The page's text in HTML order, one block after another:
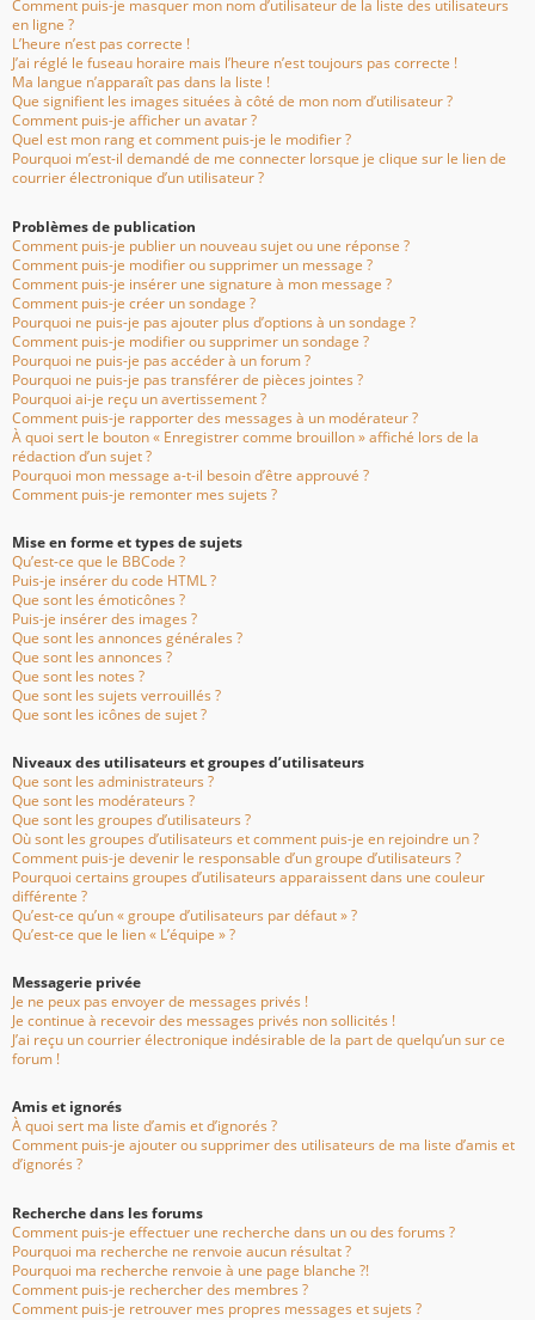
Comment puis-je masquer mon nom d’utilisateur de la liste des utilisateurs
en ligne ?
L’heure n’est pas correcte !
J’ai réglé le fuseau horaire mais l’heure n’est toujours pas correcte !
Ma langue n’apparaît pas dans la liste !
Que signifient les images situées à côté de mon nom d’utilisateur ?
Comment puis-je afficher un avatar ?
Quel est mon rang et comment puis-je le modifier ?
Pourquoi m’est-il demandé de me connecter lorsque je clique sur le lien de
courrier électronique d’un utilisateur ?
Problèmes de publication
Comment puis-je publier un nouveau sujet ou une réponse ?
Comment puis-je modifier ou supprimer un message ?
Comment puis-je insérer une signature à mon message ?
Comment puis-je créer un sondage ?
Pourquoi ne puis-je pas ajouter plus d’options à un sondage ?
Comment puis-je modifier ou supprimer un sondage ?
Pourquoi ne puis-je pas accéder à un forum ?
Pourquoi ne puis-je pas transférer de pièces jointes ?
Pourquoi ai-je reçu un avertissement ?
Comment puis-je rapporter des messages à un modérateur ?
À quoi sert le bouton « Enregistrer comme brouillon » affiché lors de la
rédaction d’un sujet ?
Pourquoi mon message a-t-il besoin d’être approuvé ?
Comment puis-je remonter mes sujets ?
Mise en forme et types de sujets
Qu’est-ce que le BBCode ?
Puis-je insérer du code HTML ?
Que sont les émoticônes ?
Puis-je insérer des images ?
Que sont les annonces générales ?
Que sont les annonces ?
Que sont les notes ?
Que sont les sujets verrouillés ?
Que sont les icônes de sujet ?
Niveaux des utilisateurs et groupes d’utilisateurs
Que sont les administrateurs ?
Que sont les modérateurs ?
Que sont les groupes d’utilisateurs ?
Où sont les groupes d’utilisateurs et comment puis-je en rejoindre un ?
Comment puis-je devenir le responsable d’un groupe d’utilisateurs ?
Pourquoi certains groupes d’utilisateurs apparaissent dans une couleur
différente ?
Qu’est-ce qu’un « groupe d’utilisateurs par défaut » ?
Qu’est-ce que le lien « L’équipe » ?
Messagerie privée
Je ne peux pas envoyer de messages privés !
Je continue à recevoir des messages privés non sollicités !
J’ai reçu un courrier électronique indésirable de la part de quelqu’un sur ce
forum !
Amis et ignorés
À quoi sert ma liste d’amis et d’ignorés ?
Comment puis-je ajouter ou supprimer des utilisateurs de ma liste d’amis et
d’ignorés ?
Recherche dans les forums
Comment puis-je effectuer une recherche dans un ou des forums ?
Pourquoi ma recherche ne renvoie aucun résultat ?
Pourquoi ma recherche renvoie à une page blanche ?!
Comment puis-je rechercher des membres ?
Comment puis-je retrouver mes propres messages et sujets ?